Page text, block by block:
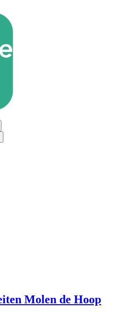
Molen de Hoop